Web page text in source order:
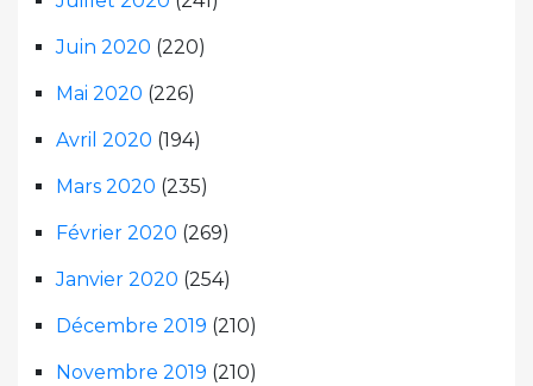
Juin 2020 (220)
Mai 2020 (226)
Avril 2020 (194)
Mars 2020 (235)
Février 2020 (269)
Janvier 2020 (254)
Décembre 2019 (210)
Novembre 2019 (210)